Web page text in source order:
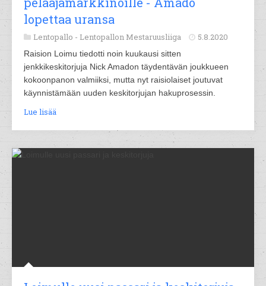
lopettaa uransa
Lentopallo - Lentopallon Mestaruusliiga 5.8.2020
Raision Loimu tiedotti noin kuukausi sitten
jenkkikeskitorjuja Nick Amadon täydentävän joukkueen
kokoonpanon valmiiksi, mutta nyt raisiolaiset joutuvat
käynnistämään uuden keskitorjujan hakuprosessin.
Lue lisää